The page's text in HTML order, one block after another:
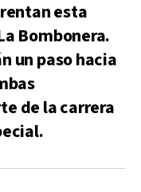
esta
Bombonera.
un paso hacia
de la carrera